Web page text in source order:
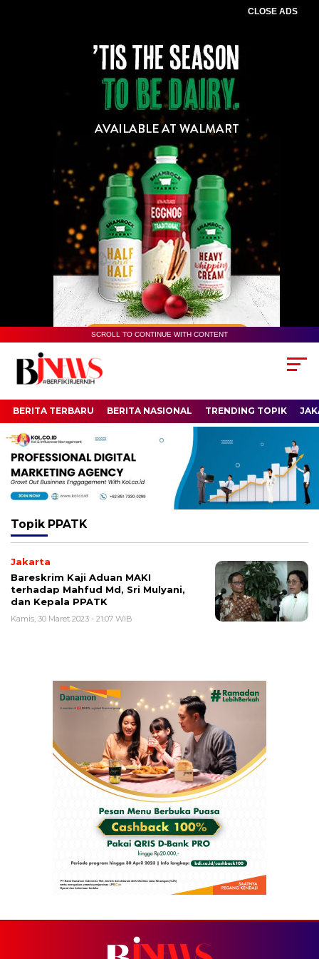
CLOSE ADS
SCROLL TO CONTINUE WITH CONTENT
BERITA TERBARU BERITA NASIONAL TRENDING TOPIK
Topik PPATK
Jakarta
Bareskrim Kaji Aduan MAKI
terhadap Mahfud Md, Sri Mulyani,
dan Kepala PPATK
Kamis, 30 Maret 2023 - 21:07 WIB